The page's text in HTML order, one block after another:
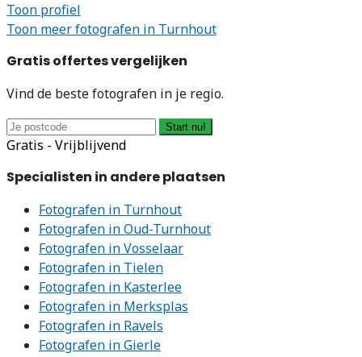
Toon profiel
Toon meer fotografen in Turnhout
Gratis offertes vergelijken
Vind de beste fotografen in je regio.
Start nu!
Gratis - Vrijblijvend
Specialisten in andere plaatsen
Fotografen in Turnhout
Fotografen in Oud-Turnhout
Fotografen in Vosselaar
Fotografen in Tielen
Fotografen in Kasterlee
Fotografen in Merksplas
Fotografen in Ravels
Fotografen in Gierle